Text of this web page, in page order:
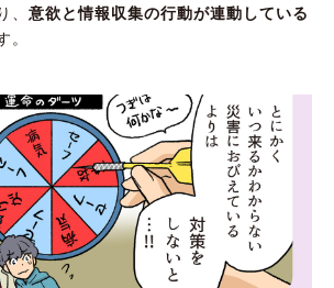
、 意欲と情報収集の行動が連動している
。